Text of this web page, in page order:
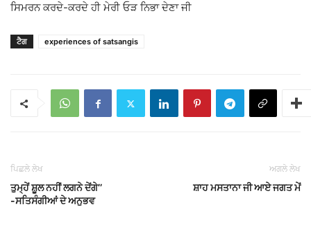
ਸਿਮਰਨ ਕਰਦੇ-ਕਰਦੇ ਹੀ ਮੇਰੀ ਓੜ ਨਿਭਾ ਦੇਣਾ ਜੀ
ਟੈਗ experiences of satsangis
ਪਿਛਲੇ ਲੇਖ
ਤੁਮ੍ਹੇਂ ਸ਼ੂਲ ਨਹੀਂ ਲਗਨੇ ਦੇਂਗੇ’’
-ਸਤਿਸੰਗੀਆਂ ਦੇ ਅਨੁਭਵ
ਅਗਲੇ ਲੇਖ
ਸ਼ਾਹ ਮਸਤਾਨਾ ਜੀ ਆਏ ਜਗਤ ਮੇਂ